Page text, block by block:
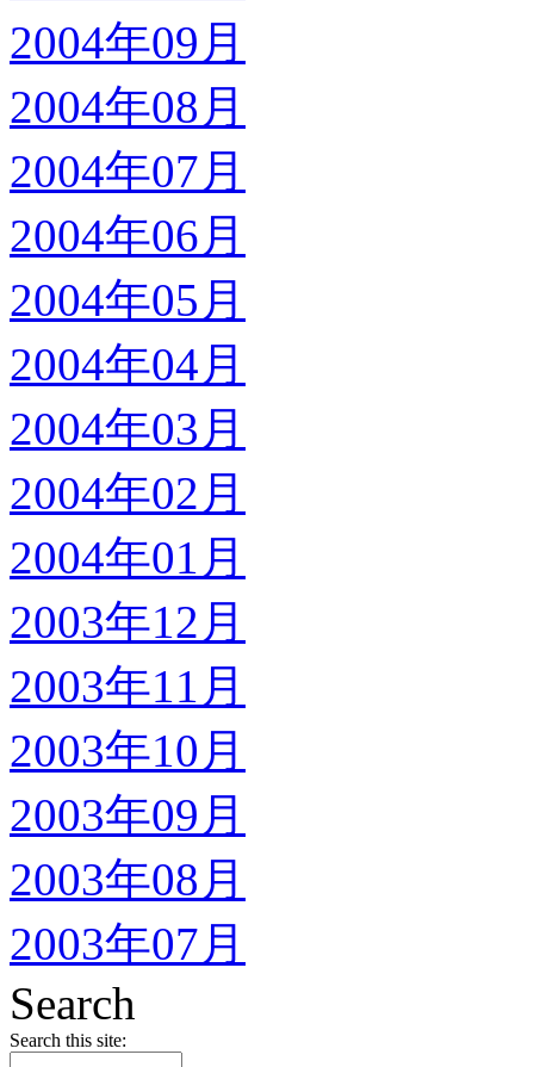
2004年09月
2004年08月
2004年07月
2004年06月
2004年05月
2004年04月
2004年03月
2004年02月
2004年01月
2003年12月
2003年11月
2003年10月
2003年09月
2003年08月
2003年07月
Search
Search this site: